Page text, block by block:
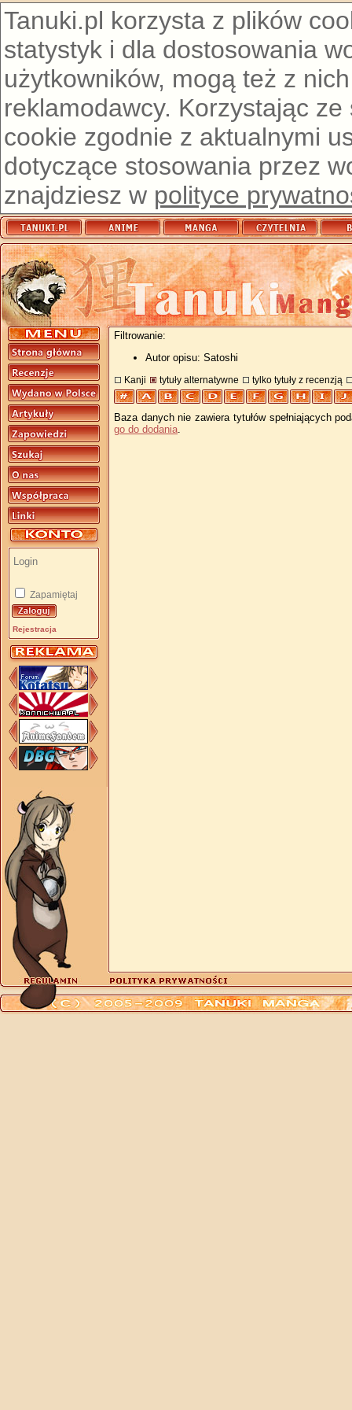
Tanuki.pl korzysta z plików
statystyk i dla dostosowania
użytkowników, mogą też z
reklamodawcy. Korzystając
cookie zgodnie z aktualnymi
dotyczące stosowania przez
znajdziesz w polityce
Zapamiętaj
Rejestracja
Filtrowanie:
Autor opisu: Satoshi
Kanji tytuły alternatywne tylko tytuły z recenzją
Baza danych nie zawiera tytułów spełniających
go do dodania.